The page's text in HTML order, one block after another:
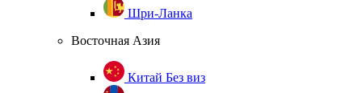
Шри-Ланка
Восточная Азия
Китай Без виз